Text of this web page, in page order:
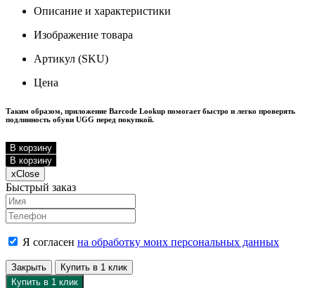
Описание и характеристики
Изображение товара
Артикул (SKU)
Цена
Таким образом, приложение Barcode Lookup помогает быстро и легко проверять
подлинность обуви UGG перед покупкой.
В корзину
В корзину
xClose
Быстрый заказ
Я согласен на обработку моих персональных данных
Закрыть
Купить в 1 клик
Купить в 1 клик